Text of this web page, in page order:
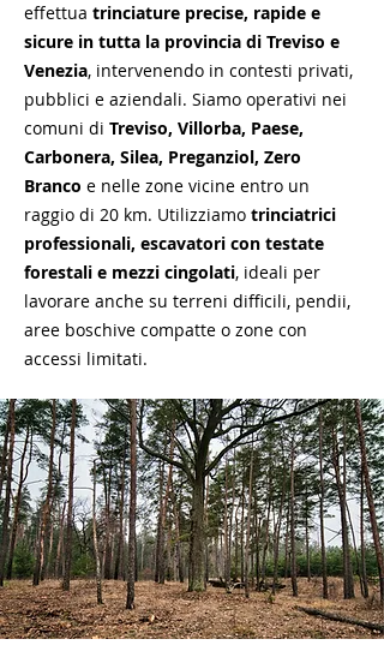
effettua trinciature precise, rapide e
sicure in tutta la provincia di Treviso e
Venezia, intervenendo in contesti privati,
pubblici e aziendali. Siamo operativi nei
comuni di Treviso, Villorba, Paese,
Carbonera, Silea, Preganziol, Zero
Branco e nelle zone vicine entro un
raggio di 20 km. Utilizziamo trinciatrici
professionali, escavatori con testate
forestali e mezzi cingolati, ideali per
lavorare anche su terreni difficili, pendii,
aree boschive compatte o zone con
accessi limitati.